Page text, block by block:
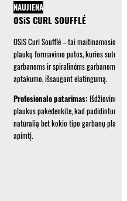
NAUJIENA
OSiS CURL SOUFFLÉ
OSiS Curl Soufflé – tai maitinamosios
plaukų formavimo putos, kurios suteikia
garbanoms ir spiralinėms garbanoms
aptakumo, išsaugant elatingumą.
Profesionalo patarimas: Išdžiovinus
plaukus pakedenkite, kad padidintumėte
natūralią bet kokio tipo garbanų plaukų
apimtį.